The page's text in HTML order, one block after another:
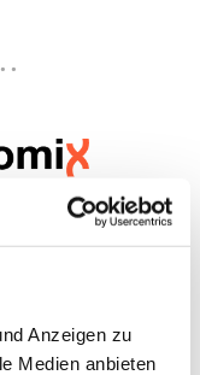
Anzeigen zu
Medien anbieten
(6BULLEN)